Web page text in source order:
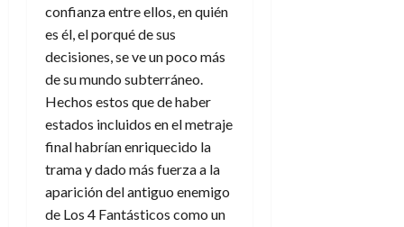
confianza entre ellos, en quién
es él, el porqué de sus
decisiones, se ve un poco más
de su mundo subterráneo.
Hechos estos que de haber
estados incluidos en el metraje
final habrían enriquecido la
trama y dado más fuerza a la
aparición del antiguo enemigo
de Los 4 Fantásticos como un